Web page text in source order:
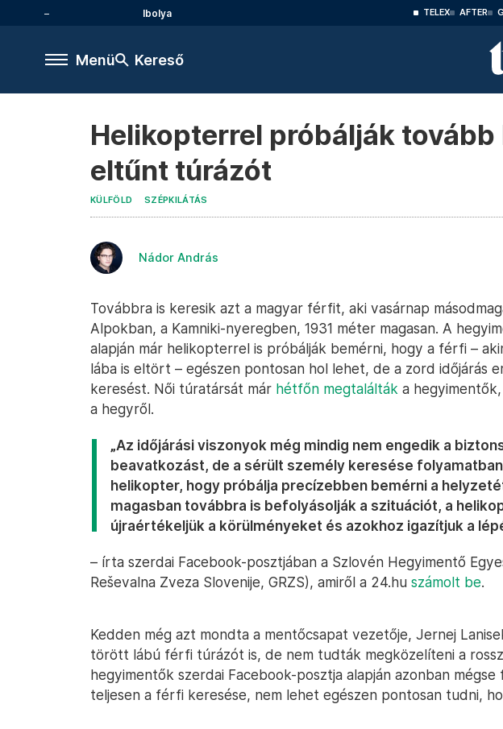
Ibolya TELEX AFTER
Menü Kereső
Helikopterrel próbálják
eltűnt túrázót
KÜLFÖLD SZÉPKILÁTÁS
Nádor András
Továbbra is keresik azt a magyar férfit, aki vasárnap
Alpokban, a Kamniki-nyeregben, 1931 méter magasan. A
alapján már helikopterrel is próbálják bemérni, hogy a férfi –
lába is eltört – egészen pontosan hol lehet, de a zord időjárás
keresést. Női túratársát már hétfőn megtalálták a
a hegyről.
„Az időjárási viszonyok még mindig nem engedik a
beavatkozást, de a sérült személy keresése folyamatban
helikopter, hogy próbálja precízebben bemérni a
magasban továbbra is befolyásolják a szituációt, a
újraértékeljük a körülményeket és azokhoz igazítjuk a
– írta szerdai Facebook-posztjában a Szlovén Hegyimentő
Reševalna Zveza Slovenije, GRZS), amiről a 24.hu számolt be.
Kedden még azt mondta a mentőcsapat vezetője, Jernej
törött lábú férfi túrázót is, de nem tudták megközelíteni a
hegyimentők szerdai Facebook-posztja alapján azonban
teljesen a férfi keresése, nem lehet egészen pontosan tudni,